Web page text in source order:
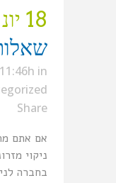
18 יונ
in
Share
אם אתם
ניקוי
בחברה